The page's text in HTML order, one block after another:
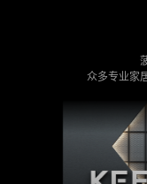
众多专业家